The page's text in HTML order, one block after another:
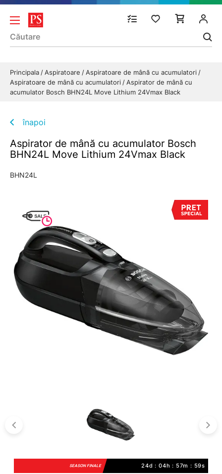
Principala Aspiratoare
Aspiratoare de mână cu acumulatori
Aspiratoare de mână cu acumulatori
Aspirator de mână cu
acumulator Bosch BHN24L Move Lithium 24Vmax Black
înapoi
Aspirator de mână cu acumulator Bosch
BHN24L Move Lithium 24Vmax Black
BHN24L
SEASON FINALE 24d : 04h : 57m : 59s